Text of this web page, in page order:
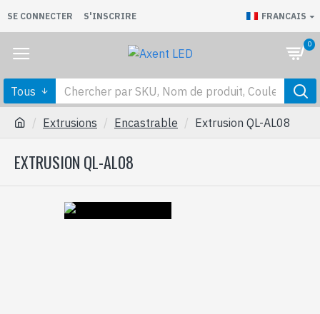
SE CONNECTER S'INSCRIRE FRANCAIS
0
Tous
Extrusions Encastrable Extrusion QL-AL08
EXTRUSION QL-AL08